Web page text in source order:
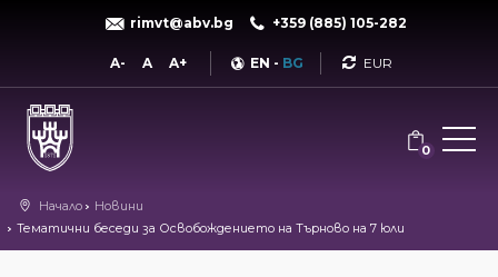
rimvt@abv.bg +359 (885) 105-282
A- A A+ EN - BG Currency
0
Начало
Новини
Тематични беседи за Освобождението на Търново на 7 юли